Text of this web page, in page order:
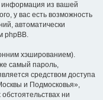
информация из вашей
у вас есть возможность
автоматически
phpBB.
хэшированием).
самый пароль,
средством доступа
и Подмосковья»,
ни